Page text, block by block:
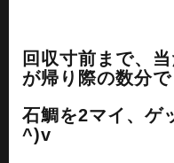
回収寸前まで、
が帰り際の数分で
石鯛を2マイ、ゲ
^)v